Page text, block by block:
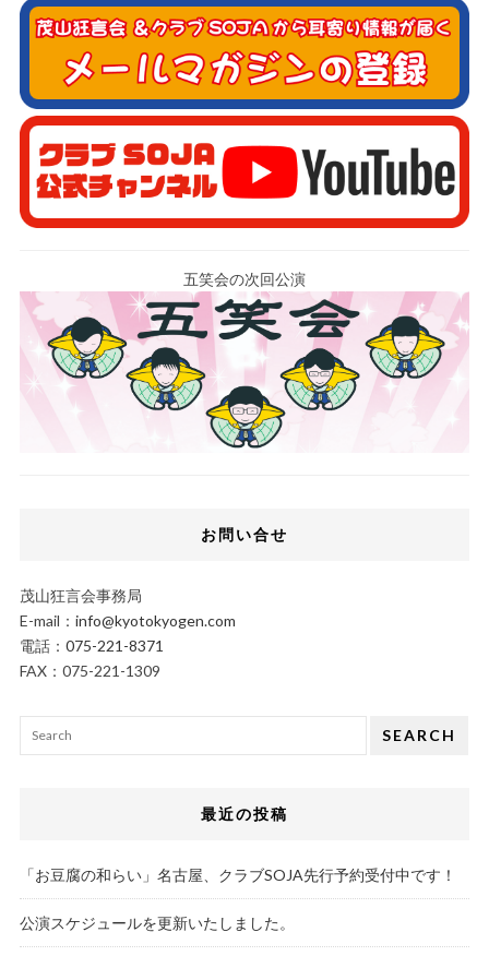
五笑会の次回公演
お問い合せ
茂山狂言会事務局
E-mail： info@kyotokyogen.com
電話： 075-221-8371
FAX：075-221-1309
SEARCH
最近の投稿
「お豆腐の和らい」名古屋、クラブSOJA先行予約受付中です！
公演スケジュールを更新いたしました。